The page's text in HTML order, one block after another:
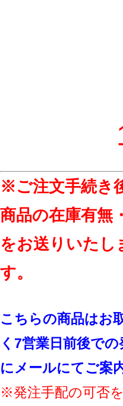
※ご注文手続き
商品の在庫有無
をお送りいたし
す。
こちらの商品はお
く7営業日前後で
にメールにてご案
※発注手配の可否